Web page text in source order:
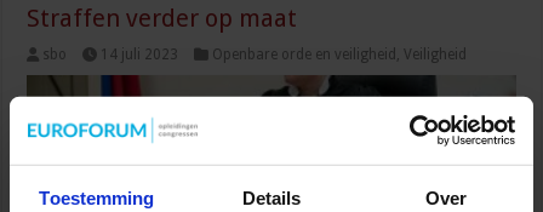
Toestemming Details Over
Straffen verder op maat
sbo 14 juli 2023 Openbare orde en veiligheid ,Veiligheid